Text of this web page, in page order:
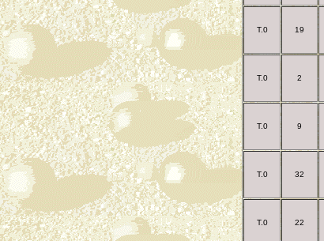
T.0 19
T.0 2
T.0 9
T.0 32
T.0 22